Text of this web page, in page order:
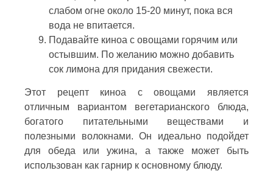
слабом огне около 15-20 минут, пока вся
вода не впитается.
Подавайте киноа с овощами горячим или
остывшим. По желанию можно добавить
сок лимона для придания свежести.
Этот рецепт киноа с овощами является
отличным вариантом вегетарианского блюда,
богатого питательными веществами и
полезными волокнами. Он идеально подойдет
для обеда или ужина, а также может быть
использован как гарнир к основному блюду.